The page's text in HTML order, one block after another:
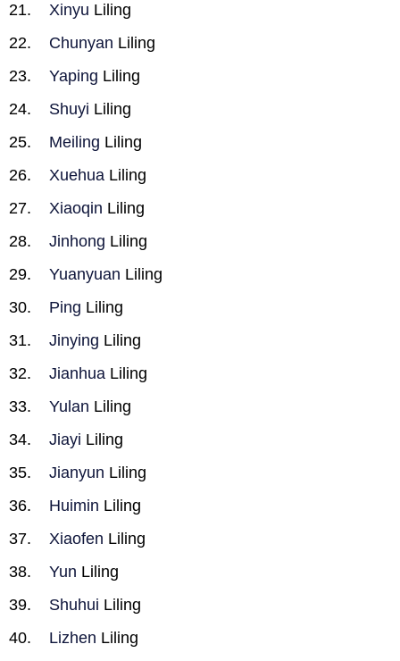
Xinyu Liling
Chunyan Liling
Yaping Liling
Shuyi Liling
Meiling Liling
Xuehua Liling
Xiaoqin Liling
Jinhong Liling
Yuanyuan Liling
Ping Liling
Jinying Liling
Jianhua Liling
Yulan Liling
Jiayi Liling
Jianyun Liling
Huimin Liling
Xiaofen Liling
Yun Liling
Shuhui Liling
Lizhen Liling